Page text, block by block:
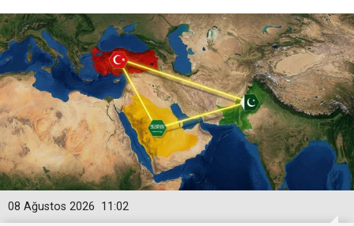
11:02
08 Ağustos 2026